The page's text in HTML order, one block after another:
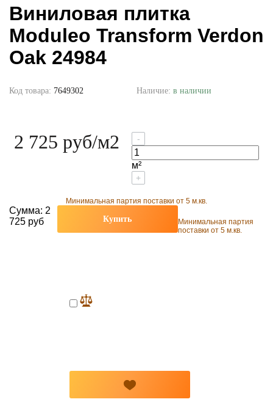
Виниловая плитка
Moduleo Transform Verdon
Oak 24984
Код товара: 7649302 Наличие: в наличии
2 725 руб/м2 -
м²
+
Минимальная партия поставки от 5 м.кв.
Сумма: 2
725 руб
Купить
Минимальная партия
поставки от 5 м.кв.